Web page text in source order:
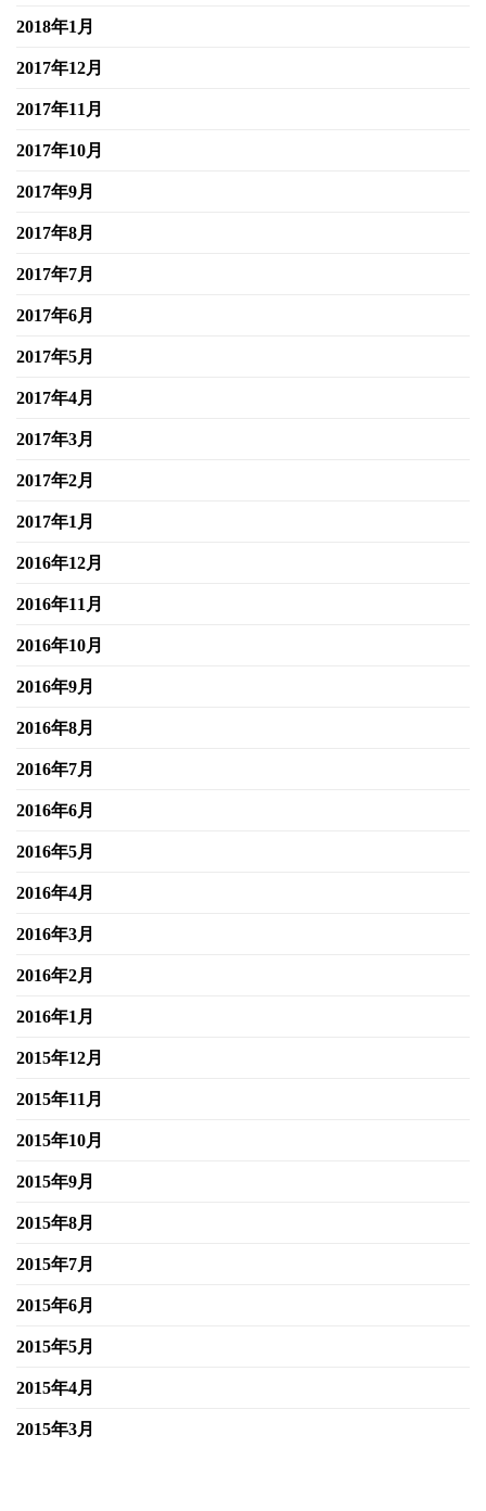
2018年1月
2017年12月
2017年11月
2017年10月
2017年9月
2017年8月
2017年7月
2017年6月
2017年5月
2017年4月
2017年3月
2017年2月
2017年1月
2016年12月
2016年11月
2016年10月
2016年9月
2016年8月
2016年7月
2016年6月
2016年5月
2016年4月
2016年3月
2016年2月
2016年1月
2015年12月
2015年11月
2015年10月
2015年9月
2015年8月
2015年7月
2015年6月
2015年5月
2015年4月
2015年3月